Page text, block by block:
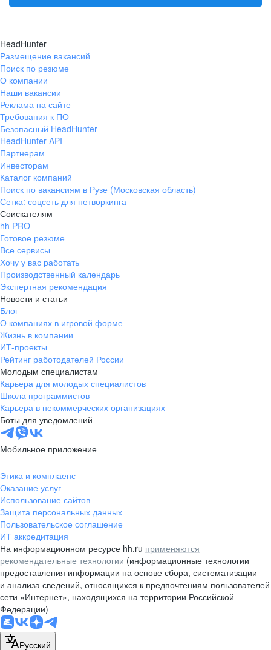
HeadHunter
Размещение вакансий
Поиск по резюме
О компании
Наши вакансии
Реклама на сайте
Требования к ПО
Безопасный HeadHunter
HeadHunter API
Партнерам
Инвесторам
Каталог компаний
Поиск по вакансиям в Рузе (Московская область)
Сетка: соцсеть для нетворкинга
Соискателям
hh PRO
Готовое резюме
Все сервисы
Хочу у вас работать
Производственный календарь
Экспертная рекомендация
Новости и статьи
Блог
О компаниях в игровой форме
Жизнь в компании
ИТ-проекты
Рейтинг работодателей России
Молодым специалистам
Карьера для молодых специалистов
Школа программистов
Карьера в некоммерческих организациях
Боты для уведомлений
Мобильное приложение
Этика и комплаенс
Оказание услуг
Использование сайтов
Защита персональных данных
Пользовательское соглашение
ИТ аккредитация
На информационном ресурсе hh.ru применяются
рекомендательные технологии (информационные технологии
предоставления информации на основе сбора, систематизации
и анализа сведений, относящихся к предпочтениям пользователей
сети «Интернет», находящихся на территории Российской
Федерации)
Русский